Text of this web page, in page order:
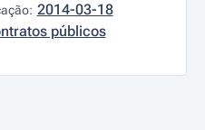
2014-03-18
públicos